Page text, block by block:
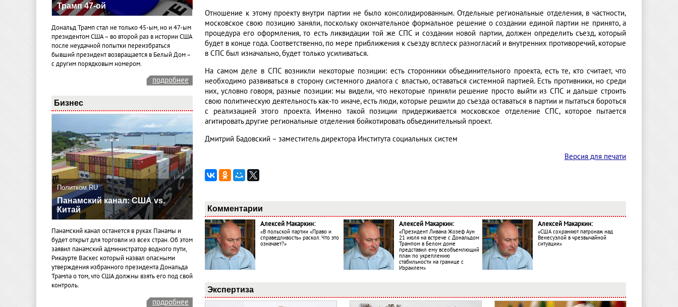
Трамп 47-ой
Дональд Трамп стал не только 45-ым, но и 47-ым
президентом США – во второй раз в истории США
после неудачной попытки переизбраться
бывший президент возвращается в Белый Дом –
с другим порядковым номером.
подробнее
Бизнес
Политком.RU
Панамский канал: США vs.
Китай
Панамский канал останется в руках Панамы и
будет открыт для торговли из всех стран. Об этом
заявил панамский администратор водного пути,
Рикаурте Васкес который назвал опасными
утверждения избранного президента Дональда
Трампа о том, что США должны взять его под свой
контроль.
подробнее
Отношение к этому проекту внутри партии не было консолидированным. Отдельные региональные отделения, в частности,
московское свою позицию заняли, поскольку окончательное формальное решение о создании единой партии не принято, а
процедура его оформления, то есть ликвидации той же СПС и создании новой партии, должен определить съезд, который
будет в конце года. Соответственно, по мере приближения к съезду всплеск разногласий и внутренних противоречий, которые
в СПС был изначально, будет только усиливаться.
На самом деле в СПС возникли некоторые позиции: есть сторонники объединительного проекта, есть те, кто считает, что
необходимо развиваться в сторону системного диалога с властью, оставаться системной партией. Есть противники, но среди
них, условно говоря, разные позиции: мы видели, что некоторые приняли решение просто выйти из СПС и дальше строить
свою политическую деятельность как-то иначе, есть люди, которые решили до съезда оставаться в партии и пытаться бороться
с реализацией этого проекта. Именно такой позиции придерживается московское отделение СПС, которое пытается
агитировать другие региональные отделения бойкотировать объединительный проект.
Дмитрий Бадовский – заместитель директора Института социальных систем
Версия для печати
Комментарии
Алексей Макаркин:
«В польской партии «Право и
справедливость» раскол. Что это
означает?»
Алексей Макаркин:
«Президент Ливана Жозеф Аун
21 июля на встрече с Дональдом
Трампом в Белом доме
представил ему всеобъемлющий
план по укреплению
стабильности на границе с
Израилем»
Алексей Макаркин:
«США сохраняют патронаж над
Венесуэлой в чрезвычайной
ситуации»
Экспертиза